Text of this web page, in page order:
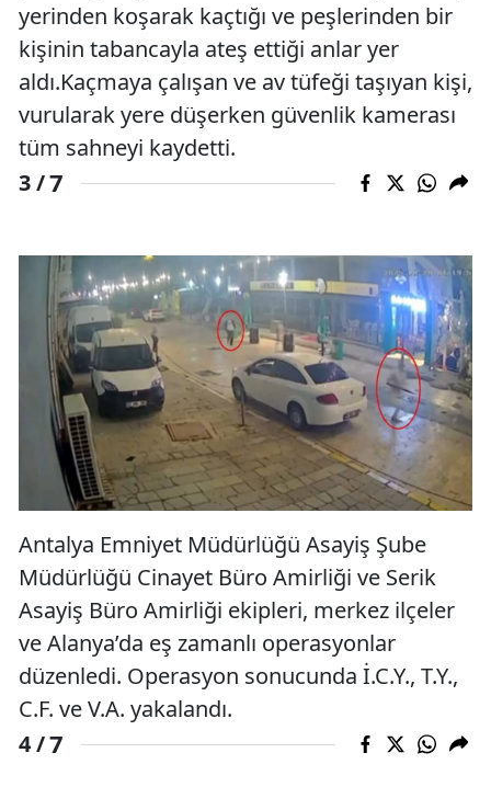
yerinden koşarak kaçtığı ve peşlerinden bir
kişinin tabancayla ateş ettiği anlar yer
aldı.Kaçmaya çalışan ve av tüfeği taşıyan kişi,
vurularak yere düşerken güvenlik kamerası
tüm sahneyi kaydetti.
3 /7
Antalya Emniyet Müdürlüğü Asayiş Şube
Müdürlüğü Cinayet Büro Amirliği ve Serik
Asayiş Büro Amirliği ekipleri, merkez ilçeler
ve Alanya’da eş zamanlı operasyonlar
düzenledi. Operasyon sonucunda İ.C.Y., T.Y.,
C.F. ve V.A. yakalandı.
4 /7